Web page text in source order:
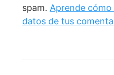
spam. Aprende
datos de tus